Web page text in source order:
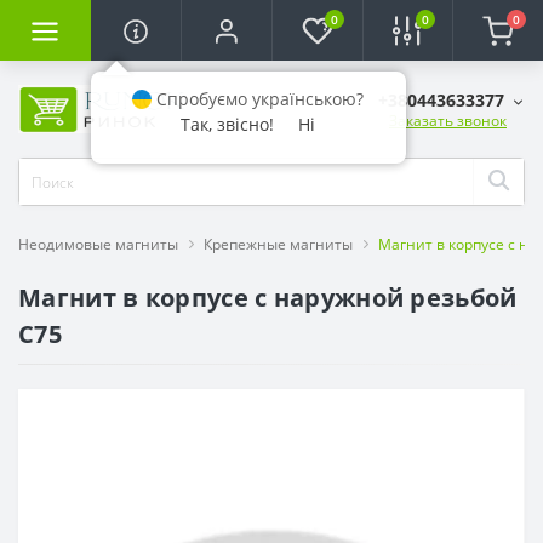
0 0 0
+380443633377
Заказать звонок
Неодимовые магниты Крепежные магниты Магнит в корпусе с
Магнит в корпусе с наружной резьбой
С75
Спробуємо українською?
Так, звісно!
Ні